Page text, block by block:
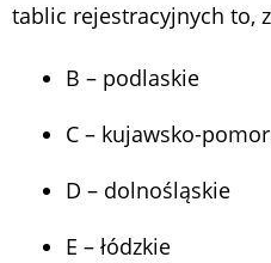
tablic rejestracyjnych to,
B – podlaskie
C – kujawsko-
D – dolnośląskie
E – łódzkie